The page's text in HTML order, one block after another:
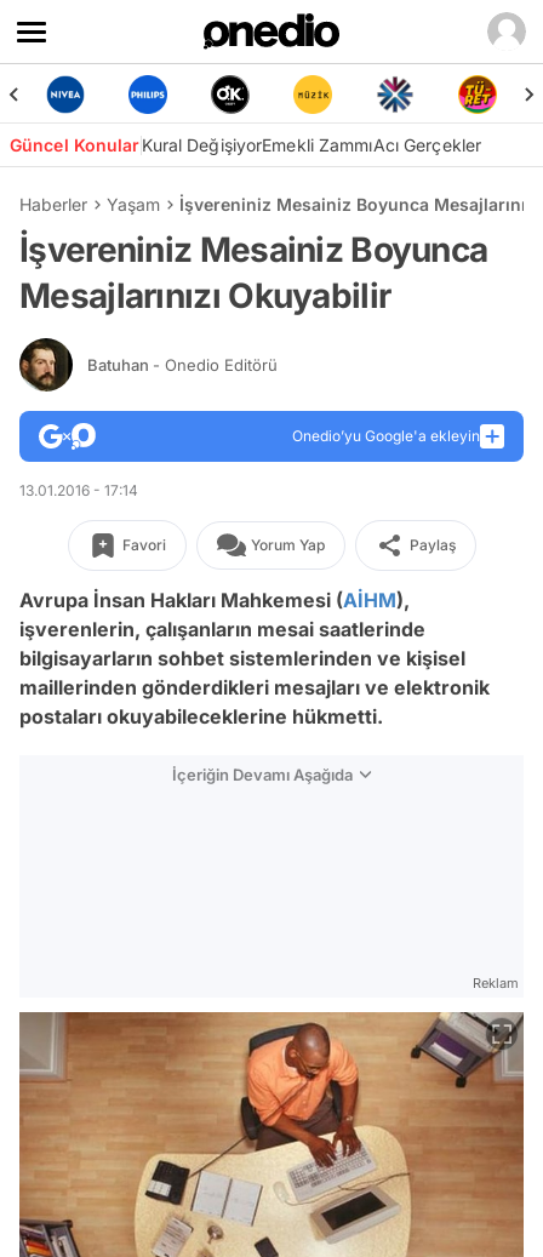
Güncel KonularKural DeğişiyorEmekli ZammıAcı Gerçekler
Haberler Yaşam İşvereniniz Mesainiz Boyunca
İşvereniniz Mesainiz Boyunca
Mesajlarınızı Okuyabilir
Batuhan - Onedio Editörü
Onedio’yu Google'a ekleyin
13.01.2016 - 17:14
Favori Yorum Yap Paylaş
Avrupa İnsan Hakları Mahkemesi (AİHM),
işverenlerin, çalışanların mesai saatlerinde
bilgisayarların sohbet sistemlerinden ve kişisel
maillerinden gönderdikleri mesajları ve elektronik
postaları okuyabileceklerine hükmetti.
İçeriğin Devamı Aşağıda
Reklam